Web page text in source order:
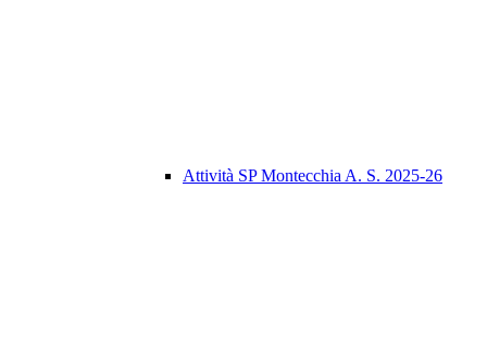
Attività SP Montecchia A. S. 2025-26